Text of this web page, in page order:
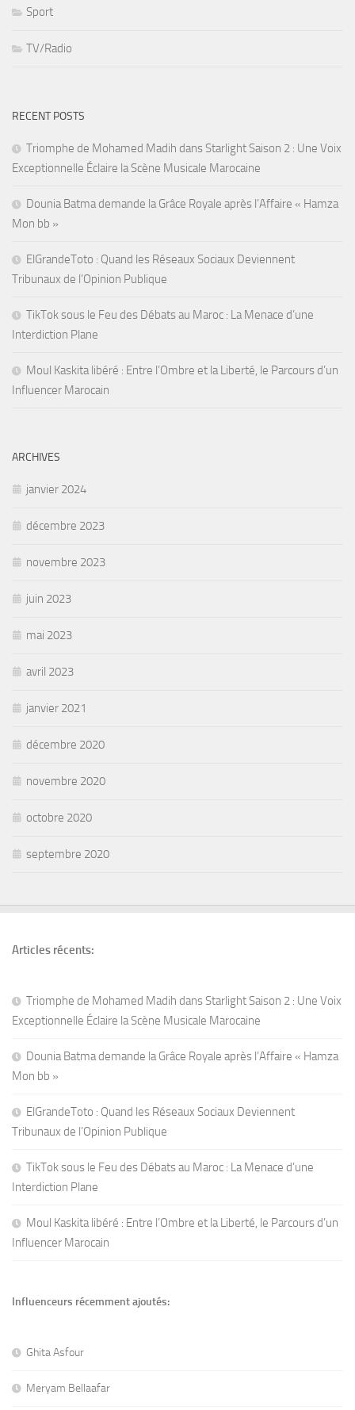
Sport
TV/Radio
RECENT POSTS
Triomphe de Mohamed Madih dans Starlight Saison 2 : Une Voix
Exceptionnelle Éclaire la Scène Musicale Marocaine
Dounia Batma demande la Grâce Royale après l’Affaire « Hamza
Mon bb »
ElGrandeToto : Quand les Réseaux Sociaux Deviennent
Tribunaux de l’Opinion Publique
TikTok sous le Feu des Débats au Maroc : La Menace d’une
Interdiction Plane
Moul Kaskita libéré : Entre l’Ombre et la Liberté, le Parcours d’un
Influencer Marocain
ARCHIVES
janvier 2024
décembre 2023
novembre 2023
juin 2023
mai 2023
avril 2023
janvier 2021
décembre 2020
novembre 2020
octobre 2020
septembre 2020
Articles récents:
Triomphe de Mohamed Madih dans Starlight Saison 2 : Une Voix
Exceptionnelle Éclaire la Scène Musicale Marocaine
Dounia Batma demande la Grâce Royale après l’Affaire « Hamza
Mon bb »
ElGrandeToto : Quand les Réseaux Sociaux Deviennent
Tribunaux de l’Opinion Publique
TikTok sous le Feu des Débats au Maroc : La Menace d’une
Interdiction Plane
Moul Kaskita libéré : Entre l’Ombre et la Liberté, le Parcours d’un
Influencer Marocain
Influenceurs récemment ajoutés:
Ghita Asfour
Meryam Bellaafar